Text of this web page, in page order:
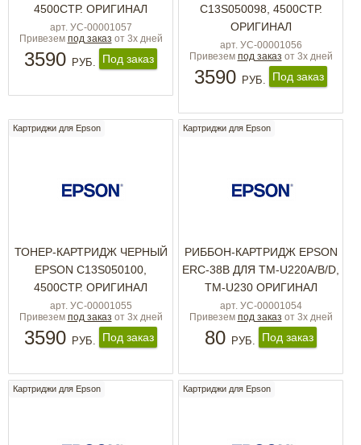
4500СТР. ОРИГИНАЛ
арт. УС-00001057
Привезем под заказ от 3х дней
3590 РУБ. Под заказ
C13S050098, 4500СТР.
ОРИГИНАЛ
арт. УС-00001056
Привезем под заказ от 3х дней
3590 РУБ. Под заказ
Картриджи для Epson
ТОНЕР-КАРТРИДЖ ЧЕРНЫЙ
EPSON C13S050100,
4500СТР. ОРИГИНАЛ
арт. УС-00001055
Привезем под заказ от 3х дней
3590 РУБ. Под заказ
Картриджи для Epson
РИББОН-КАРТРИДЖ EPSON
ERC-38B ДЛЯ TM-U220A/B/D,
TM-U230 ОРИГИНАЛ
арт. УС-00001054
Привезем под заказ от 3х дней
80 РУБ. Под заказ
Картриджи для Epson Картриджи для Epson